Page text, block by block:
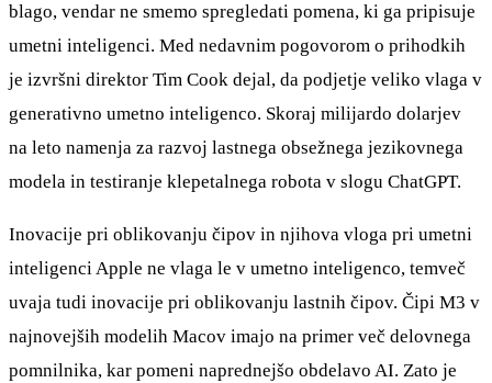
blago, vendar ne smemo spregledati pomena, ki ga pripisuje
umetni inteligenci. Med nedavnim pogovorom o prihodkih
je izvršni direktor Tim Cook dejal, da podjetje veliko vlaga v
generativno umetno inteligenco. Skoraj milijardo dolarjev
na leto namenja za razvoj lastnega obsežnega jezikovnega
modela in testiranje klepetalnega robota v slogu ChatGPT.
Inovacije pri oblikovanju čipov in njihova vloga pri umetni
inteligenci Apple ne vlaga le v umetno inteligenco, temveč
uvaja tudi inovacije pri oblikovanju lastnih čipov. Čipi M3 v
najnovejših modelih Macov imajo na primer več delovnega
pomnilnika, kar pomeni naprednejšo obdelavo AI. Zato je